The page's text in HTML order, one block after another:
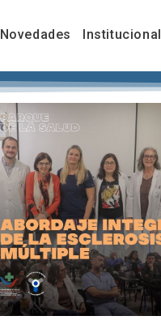
Novedades Institucional